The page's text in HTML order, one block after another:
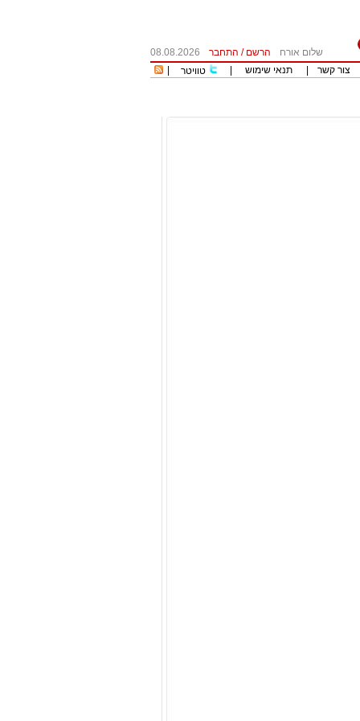
שלום אורח הרשם / התחבר
08.08.2026
צור קשר תנאי שימוש טוויטר